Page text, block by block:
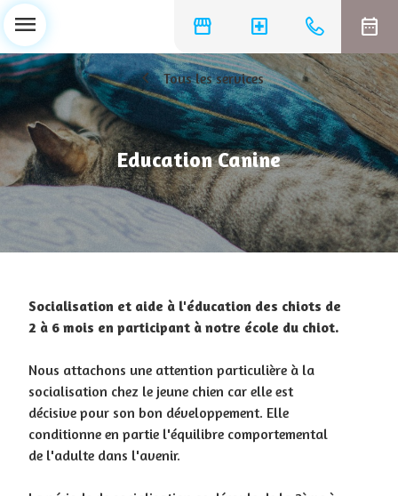
storefront local_hospital date_range
menu
chevron_left Tous les services
Education Canine
Socialisation et aide à l'éducation des chiots de
2 à 6 mois en participant à notre école du chiot.
Nous attachons une attention particulière à la
socialisation chez le jeune chien car elle est
décisive pour son bon développement. Elle
conditionne en partie l'équilibre comportemental
de l'adulte dans l'avenir.